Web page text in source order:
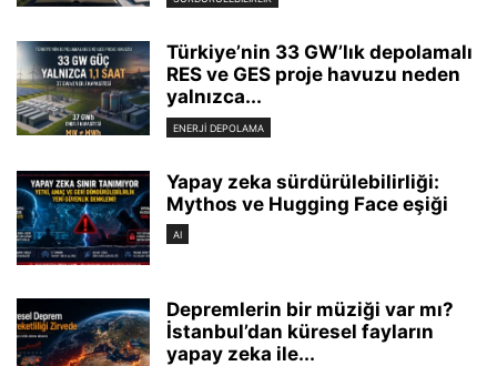
Türkiye’nin 33 GW’lık depolamalı
RES ve GES proje havuzu neden
yalnızca...
ENERJI DEPOLAMA
Yapay zeka sürdürülebilirliği:
Mythos ve Hugging Face eşiği
AI
Depremlerin bir müziği var mı?
İstanbul’dan küresel fayların
yapay zeka ile...